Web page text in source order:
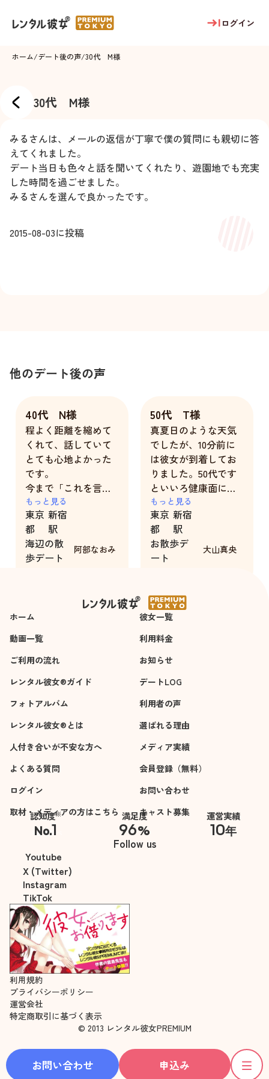
ログイン
お問い合わせ 申込み
ホーム/デート後の声/30代 M様
30代 M様
みるさんは、メールの返信が丁寧で僕の質問にも親切に答
えてくれました。
デート当日も色々と話を聞いてくれたり、遊園地でも充実
した時間を過ごせました。
みるさんを選んで良かったです。
2015-08-03に投稿
他のデート後の声
40代 N様
程よく距離を縮めて
くれて、話していて
とても心地よかった
です。
今まで「これを言っ
たら女性から変に思
われるかな」と思っ
ていたことが実は共
通点だったこともあ
って、良い意味で自
同時に、そういった
ことを話してもいい
かなと思わせてくれ
た空気感がとても印
象的でした。
また、自分の趣味で
ある鉄道や航空関係
の話でも盛り上がる
ことができ、阿部さ
まの話題の豊富さに
驚くとともに、本当
に楽しい時間を過ご
させていただきまし
た。またぜひお会い
したいです。
もっと見る
東京
都
新宿
駅
海辺の散
歩デート
阿部なおみ
50代 T様
真夏日のような天気
でしたが、10分前に
は彼女が到着してお
りました。50代です
といいろ健康面にも
感心を持つ時期でも
ありましたので、健
康面に関して相談し
ました所、回答も的
確でした。健康面の
りました。
もっと見る
東京
都
新宿
駅
お散歩デ
ート
大山真央
ホーム
彼女一覧
動画一覧
利用料金
ご利用の流れ
お知らせ
レンタル彼女®ガイド
デートLOG
フォトアルバム
利用者の声
レンタル彼女®とは
選ばれる理由
人付き合いが不安な方へ
メディア実績
よくある質問
会員登録（無料）
ログイン
お問い合わせ
取材・メディアの方はこちら
キャスト募集
認知度※
No.1
※自社調べ
満足度
96%
運営実績
10年
Follow us
Youtube
X (Twitter)
Instagram
TikTok
利用規約
プライバシーポリシー
運営会社
特定商取引に基づく表示
© 2013 レンタル彼女PREMIUM